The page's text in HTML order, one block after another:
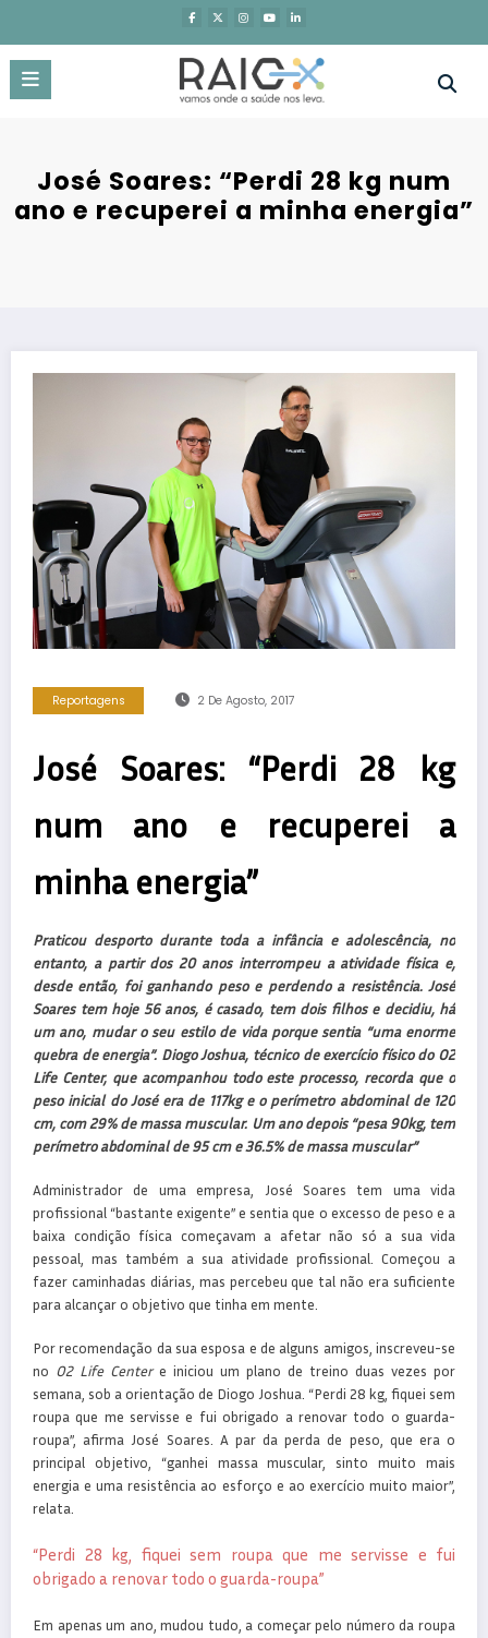
o
conteúdo
José Soares: “Perdi 28 kg num
ano e recuperei a minha energia”
Reportagens 2 De Agosto, 2017
José Soares: “Perdi 28 kg
num ano e recuperei a
minha energia”
Praticou desporto durante toda a infância e adolescência, no
entanto, a partir dos 20 anos interrompeu a atividade física e,
desde então, foi ganhando peso e perdendo a resistência. José
Soares tem hoje 56 anos, é casado, tem dois filhos e decidiu, há
um ano, mudar o seu estilo de vida porque sentia “uma enorme
quebra de energia”. Diogo Joshua, técnico de exercício físico do O2
Life Center, que acompanhou todo este processo, recorda que o
peso inicial do José era de 117kg e o perímetro abdominal de 120
cm, com 29% de massa muscular. Um ano depois “pesa 90kg, tem
perímetro abdominal de 95 cm e 36.5% de massa muscular”
Administrador de uma empresa, José Soares tem uma vida
profissional “bastante exigente” e sentia que o excesso de peso e a
baixa condição física começavam a afetar não só a sua vida
pessoal, mas também a sua atividade profissional. Começou a
fazer caminhadas diárias, mas percebeu que tal não era suficiente
para alcançar o objetivo que tinha em mente.
Por recomendação da sua esposa e de alguns amigos, inscreveu-se
no O2 Life Center e iniciou um plano de treino duas vezes por
semana, sob a orientação de Diogo Joshua. “Perdi 28 kg, fiquei sem
roupa que me servisse e fui obrigado a renovar todo o guarda-
roupa”, afirma José Soares. A par da perda de peso, que era o
principal objetivo, “ganhei massa muscular, sinto muito mais
energia e uma resistência ao esforço e ao exercício muito maior”,
relata.
“Perdi 28 kg, fiquei sem roupa que me servisse e fui
obrigado a renovar todo o guarda-roupa”
Em apenas um ano, mudou tudo, a começar pelo número da roupa